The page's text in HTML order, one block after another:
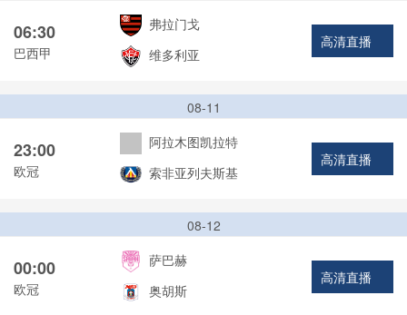
06:30
巴西甲
弗拉门戈
维多利亚
高清直播
08-11
23:00
欧冠
阿拉木图凯拉特
索非亚列夫斯基
高清直播
08-12
00:00
欧冠
萨巴赫
奥胡斯
高清直播